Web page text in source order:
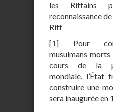
les Riffains
reconnaissance
Riff
[1] Pour
musulmans
cours de la
mondiale, l’État
construire une
sera inaugurée en